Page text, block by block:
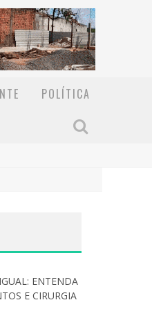
POLÍTICA
ENTENDA
E CIRURGIA